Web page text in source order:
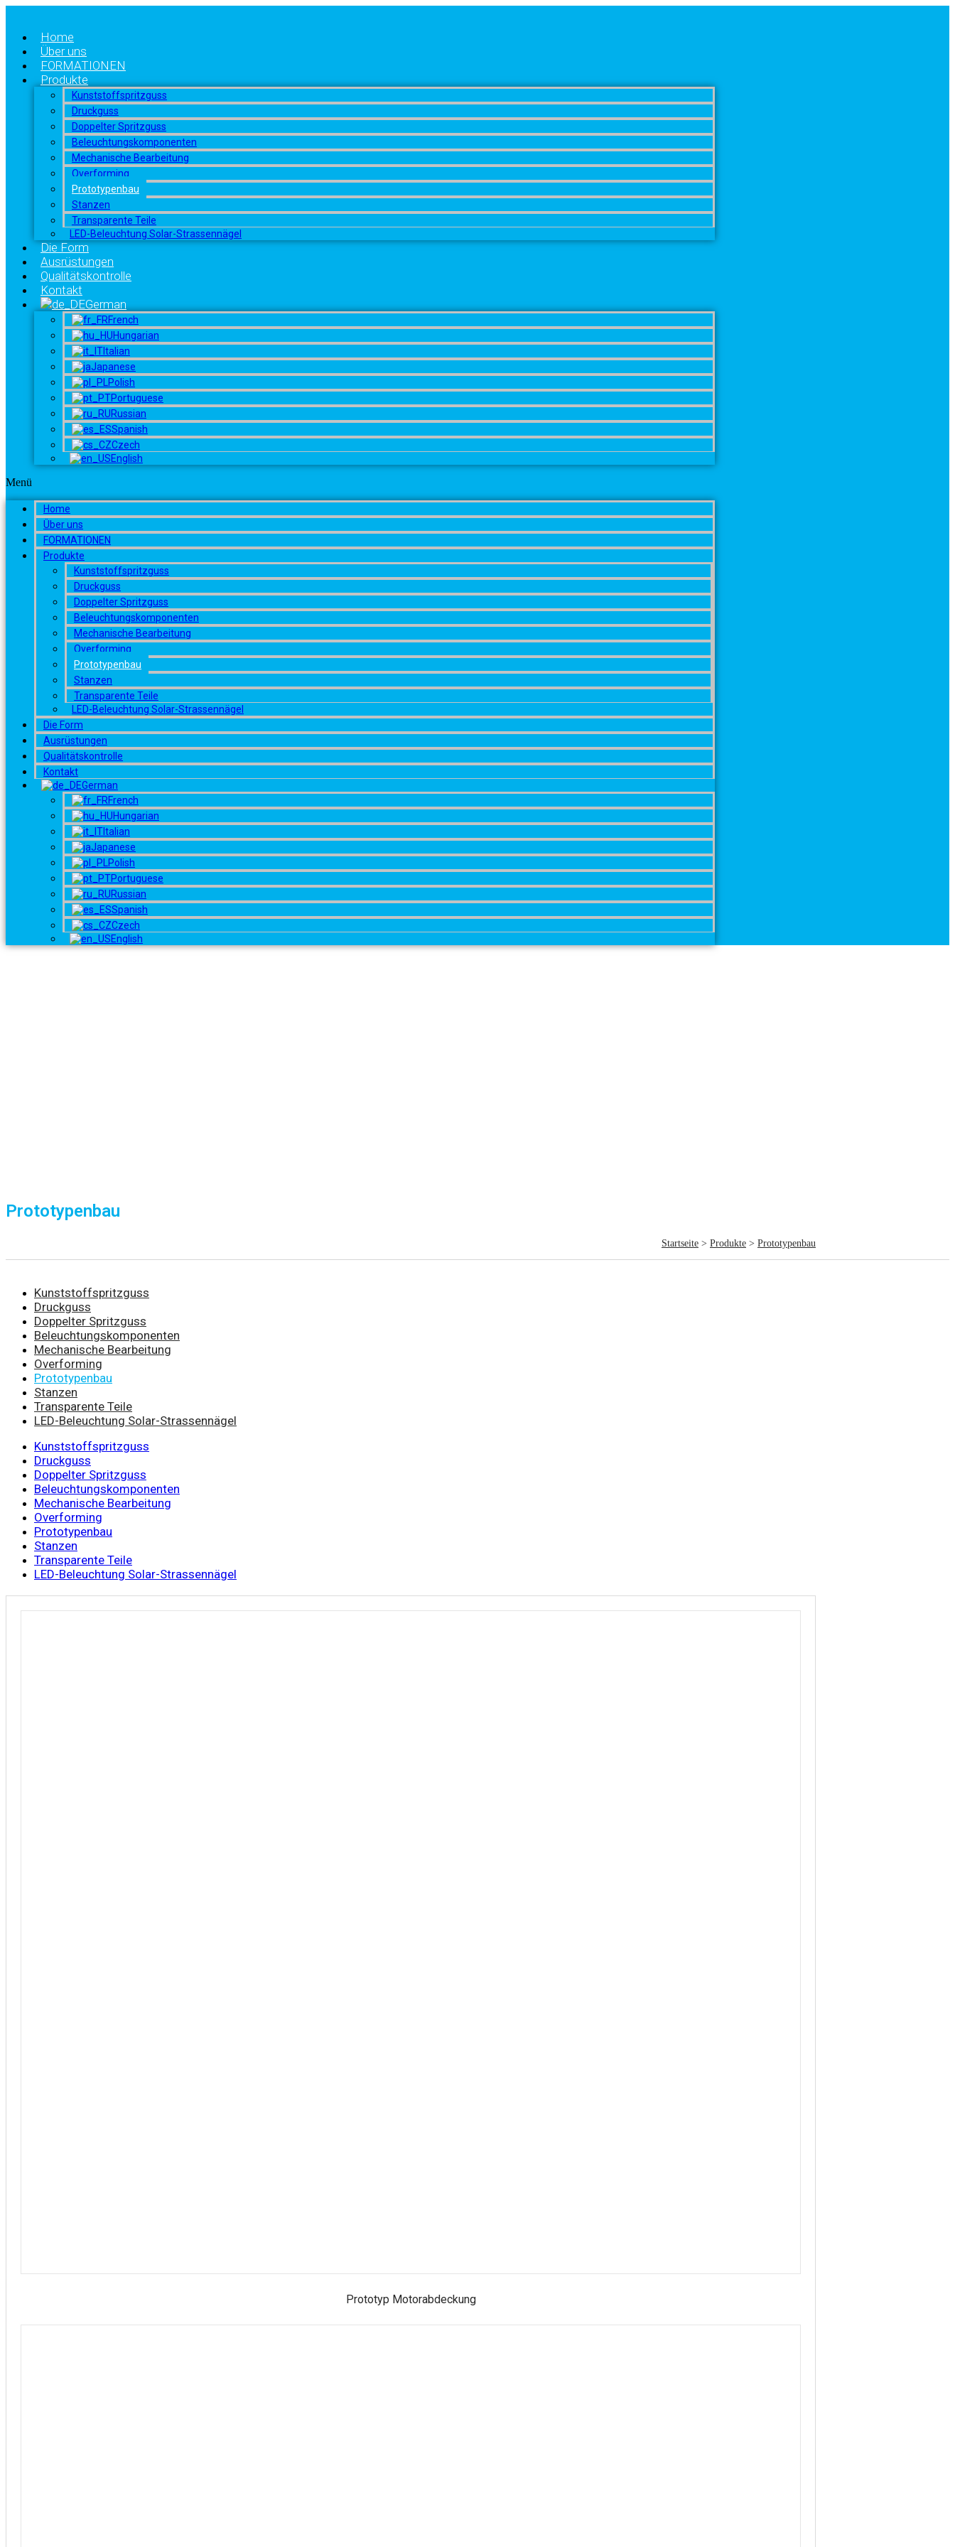
Home
Über uns
FORMATIONEN
Produkte
Kunststoffspritzguss
Druckguss
Doppelter Spritzguss
Beleuchtungskomponenten
Mechanische Bearbeitung
Overforming
Prototypenbau
Stanzen
Transparente Teile
LED-Beleuchtung Solar-Strassennägel
Die Form
Ausrüstungen
Qualitätskontrolle
Kontakt
German
French
Hungarian
Italian
Japanese
Polish
Portuguese
Russian
Spanish
Czech
English
Menü
Home
Über uns
FORMATIONEN
Produkte
Kunststoffspritzguss
Druckguss
Doppelter Spritzguss
Beleuchtungskomponenten
Mechanische Bearbeitung
Overforming
Prototypenbau
Stanzen
Transparente Teile
LED-Beleuchtung Solar-Strassennägel
Die Form
Ausrüstungen
Qualitätskontrolle
Kontakt
German
French
Hungarian
Italian
Japanese
Polish
Portuguese
Russian
Spanish
Czech
English
Prototypenbau
Startseite > Produkte > Prototypenbau
Kunststoffspritzguss
Druckguss
Doppelter Spritzguss
Beleuchtungskomponenten
Mechanische Bearbeitung
Overforming
Prototypenbau
Stanzen
Transparente Teile
LED-Beleuchtung Solar-Strassennägel
Kunststoffspritzguss
Druckguss
Doppelter Spritzguss
Beleuchtungskomponenten
Mechanische Bearbeitung
Overforming
Prototypenbau
Stanzen
Transparente Teile
LED-Beleuchtung Solar-Strassennägel
Prototyp Motorabdeckung